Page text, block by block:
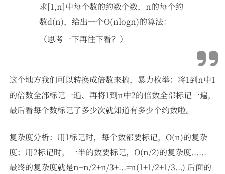
求[1,n]中每个数的约数个数，n的每个约
数d(n)，给出一个O(nlogn)的算法：
（思考一下再往下看？）
这个地方我们可以转换成倍数来搞，暴力枚举：将1到n中1
的倍数全部标记一遍、再将1到n中2的倍数全部标记一遍，
最后看每个数标记了多少次就知道有多少个约数啦。
复杂度分析：用1标记时，每个数都要标记，O(n)的复杂
度；用2标记时，一半的数要标记，O(n/2)的复杂度......
最终的复杂度就是n+n/2+n/3+...=n(1+1/2+1/3...) 后面的